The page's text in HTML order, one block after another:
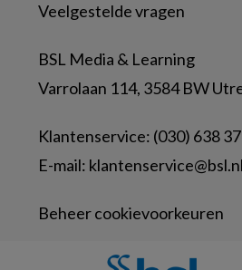
Veelgestelde vragen
BSL Media & Learning
Varrolaan 114, 3584 BW
Klantenservice: (030) 638
E-mail: klantenservice@bsl.nl
Beheer cookievoorkeuren